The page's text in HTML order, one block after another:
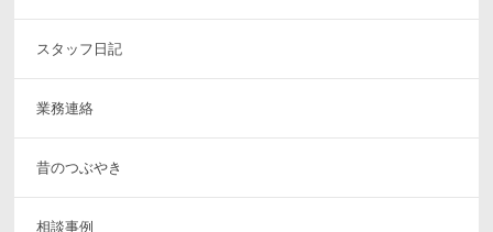
スタッフ日記
業務連絡
昔のつぶやき
相談事例